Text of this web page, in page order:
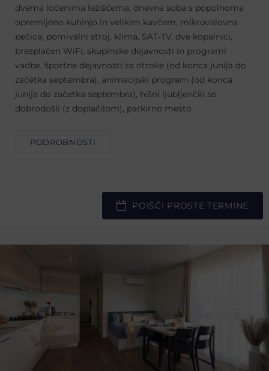
dvema ločenima ležiščema, dnevna soba s popolnoma
opremljeno kuhinjo in velikim kavčem, mikrovalovna
pečica, pomivalni stroj, klima, SAT-TV, dve kopalnici,
brezplačen WiFi, skupinske dejavnosti in programi
vadbe, športne dejavnosti za otroke (od konca junija do
začetka septembra), animacijski program (od konca
junija do začetka septembra), hišni ljubljenčki so
dobrodošli (z doplačilom), parkirno mesto
PODROBNOSTI
POIŠČI PROSTE TERMINE